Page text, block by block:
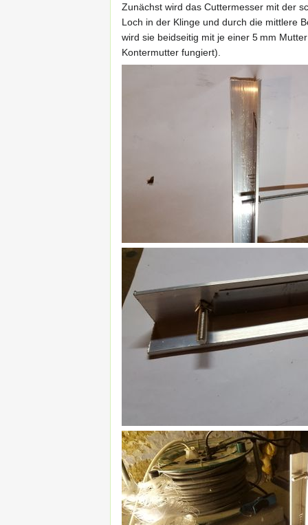
Zunächst wird das Cuttermesser mit der
Loch in der Klinge und durch die mittlere
wird sie beidseitig mit je einer 5 mm
Kontermutter fungiert).